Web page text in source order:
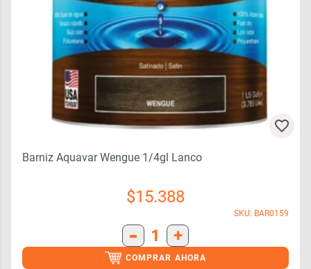
Barniz Aquavar Wengue 1/4gl Lanco
$15.388
SKU: BAR0159
- 1 +
COMPRAR AHORA